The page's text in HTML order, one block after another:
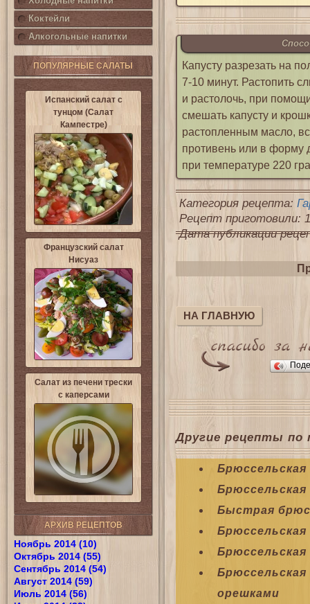
Коктейли
Алкогольные напитки
ПОПУЛЯРНЫЕ САЛАТЫ
Испанский салат с
тунцом (Салат
Кампестре)
Французский салат
Нисуаз
Салат из печени трески
с каперсами
АРХИВ РЕЦЕПТОВ
Ноябрь 2014 (10)
Октябрь 2014 (55)
Сентябрь 2014 (54)
Август 2014 (59)
Июль 2014 (56)
Капусту разрезать на
7-10 минут. Растопить
и растолочь, при
смешать капусту и
растопленным масло,
противень или в форму
при температуре 220
Категория рецепта:
Рецепт приготовили:
Дата публикации
НА ГЛАВНУЮ
Другие рецепты по
Брюссельская
Брюссельская
Быстрая
Брюссельская
орешками